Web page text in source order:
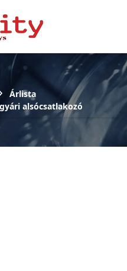
Árlista
alsócsatlakozó